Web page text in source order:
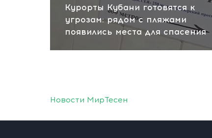
Курорты Кубани готовятся к
угрозам: рядом с пляжами
появились места для спасения
Новости МирТесен